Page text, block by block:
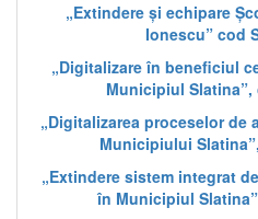
„Extindere și echipare
Ionescu” cod
„Digitalizare în beneficiul
Municipiul Slatina”,
„Digitalizarea proceselor
Municipiului
„Extindere sistem integrat
în Municipiul